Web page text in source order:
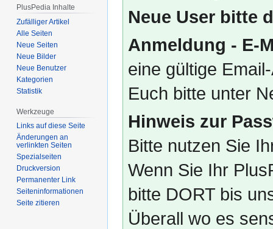
Neue User bitte
Anmeldung - E-
eine gültige
Euch bitte unter
Hinweis zur
Bitte nutzen Sie
Wenn Sie Ihr
bitte DORT bis
Überall wo es
PlusPedia Inhalte
Zufälliger Artikel
Alle Seiten
Neue Seiten
Neue Bilder
Neue Benutzer
Kategorien
Statistik
Werkzeuge
Links auf diese Seite
Änderungen an
verlinkten Seiten
Spezialseiten
Druckversion
Permanenter Link
Seiten­­informationen
Seite zitieren